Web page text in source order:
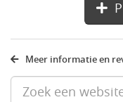
Meer informatie en